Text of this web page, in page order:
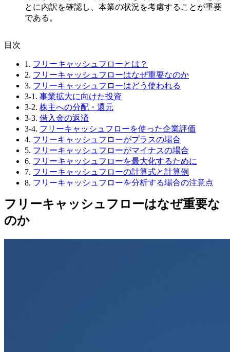
とに内訳を確認し、本業の状況を考慮することが重要
である。
⽬次
1. フリーキャッシュフローとは？
2. フリーキャッシュフローはなぜ重要なのか
3. フリーキャッシュフローはどう使われる
3-1. 事業拡大に向けた投資
3-2. 株主への分配・還元
3-3. 借入金の返済
3-4. フリーキャッシュフローを使った企業評価
4. フリーキャッシュフローがプラスの場合
5. フリーキャッシュフローがマイナスの場合
6. フリーキャッシュフローを最大化するために
7. フリーキャッシュフローの計算式と計算例
8. フリーキャッシュフローを分析する場合の注意点
8-2.複数年のフリーキャッシュフローで分析する
9-1.
フリーキャッシュフローはなぜ重要な
のか